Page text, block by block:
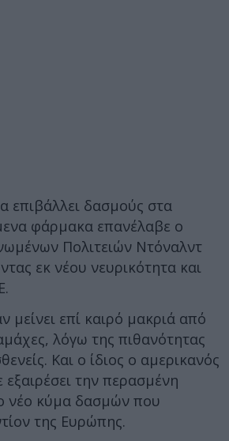
επιβάλλει δασμούς στα
φάρμακα επανέλαβε ο
Πολιτειών Ντόναλντ
εκ νέου νευρικότητα και
μείνει επί καιρό μακριά από
λόγω της πιθανότητας
Και ο ίδιος ο αμερικανός
την περασμένη
νέο κύμα δασμών που
της Ευρώπης.